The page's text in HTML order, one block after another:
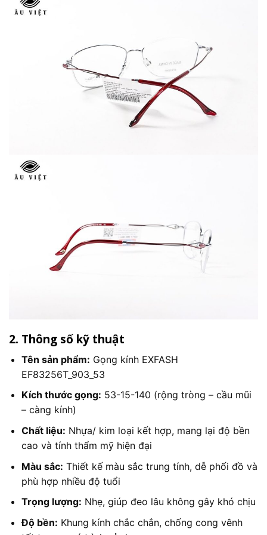
2. Thông số kỹ thuật
Tên sản phẩm: Gọng kính EXFASH
EF83256T_903_53
Kích thước gọng: 53-15-140 (rộng tròng – cầu mũi
– càng kính)
Chất liệu: Nhựa/ kim loại kết hợp, mang lại độ bền
cao và tính thẩm mỹ hiện đại
Màu sắc: Thiết kế màu sắc trung tính, dễ phối đồ và
phù hợp nhiều độ tuổi
Trọng lượng: Nhẹ, giúp đeo lâu không gây khó chịu
Độ bền: Khung kính chắc chắn, chống cong vênh